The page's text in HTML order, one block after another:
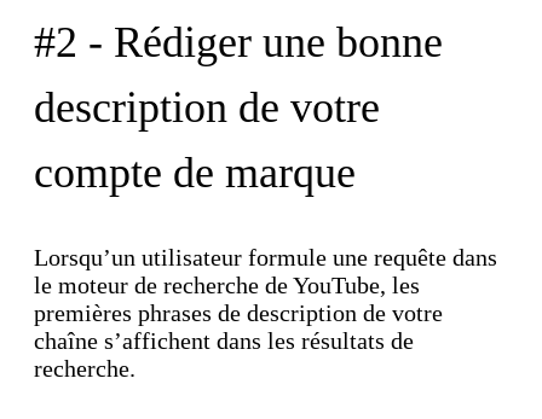
#2 - Rédiger une bonne
description de votre
compte de marque
Lorsqu’un utilisateur formule une requête dans
le moteur de recherche de YouTube, les
premières phrases de description de votre
chaîne s’affichent dans les résultats de
recherche.